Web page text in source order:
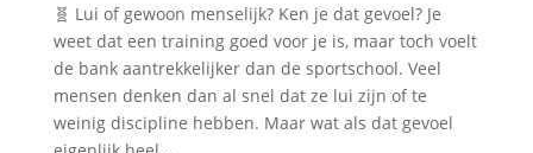
🧬 Lui of gewoon menselijk? Ken je dat gevoel? Je
weet dat een training goed voor je is, maar toch voelt
de bank aantrekkelijker dan de sportschool. Veel
mensen denken dan al snel dat ze lui zijn of te
weinig discipline hebben. Maar wat als dat gevoel